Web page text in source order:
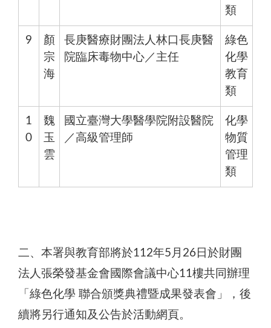
類
9
顏
宗
海
長庚醫療財團法人林口長庚醫
院臨床毒物中心／主任
綠色
化學
教育
類
1
0
魏
玉
雲
國立臺灣大學醫學院附設醫院
／高級管理師
化學
物質
管理
類
二、本署與教育部將於112年5月26日於財團
法人張榮發基金會國際會議中心11樓共同辦理
「綠色化學 聯合頒獎典禮暨成果發表會」，後
續將另行通知及公告於活動網頁。